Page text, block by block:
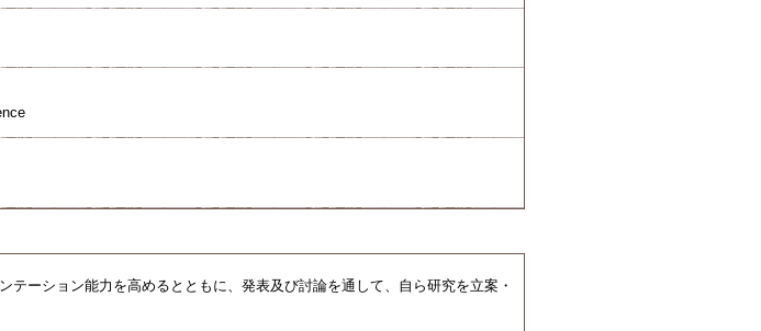
テーション能力を高めるとともに、発表及び討論を通して、自ら研究を立案・